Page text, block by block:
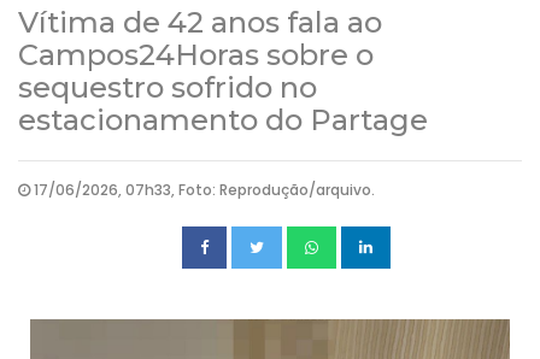
Vítima de 42 anos fala ao
Campos24Horas sobre o
sequestro sofrido no
estacionamento do Partage
17/06/2026, 07h33, Foto: Reprodução/arquivo.